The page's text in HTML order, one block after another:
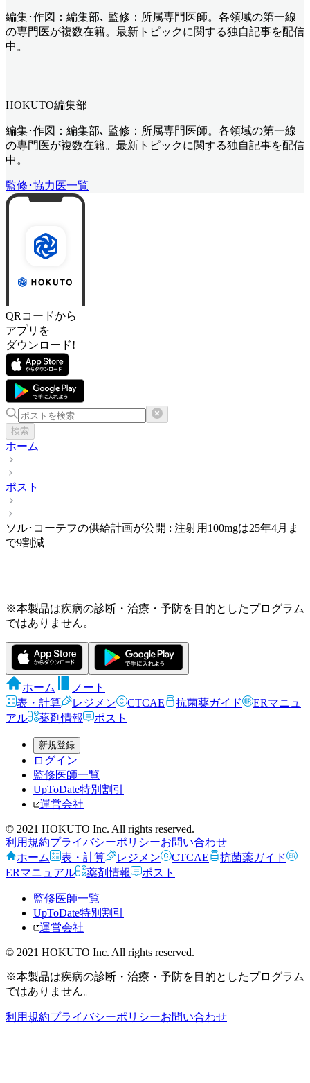
編集･作図：編集部､ 監修：所属専門医師。各領域の第一線
の専門医が複数在籍。最新トピックに関する独自記事を配信
中。
HOKUTO編集部
編集･作図：編集部､ 監修：所属専門医師。各領域の第一線
の専門医が複数在籍。最新トピックに関する独自記事を配信
中。
監修･協力医一覧
QRコードから
アプリを
ダウンロード!
検索
ホーム
ポスト
ソル･コーテフの供給計画が公開 : 注射用100mgは25年4月ま
で9割減
※本製品は疾病の診断・治療・予防を目的としたプログラム
ではありません。
ホーム
ノート
表・計算
レジメン CTCAE 抗菌薬ガイド
ERマニュ
アル
薬剤情報 ポスト
新規登録
ログイン
監修医師一覧
UpToDate特別割引
運営会社
© 2021 HOKUTO Inc. All rights reserved.
利用規約プライバシーポリシーお問い合わせ
ホーム
表・計算 レジメン CTCAE
抗菌薬ガイド
ERマニュアル
薬剤情報 ポスト
監修医師一覧
UpToDate特別割引
運営会社
© 2021 HOKUTO Inc. All rights reserved.
※本製品は疾病の診断・治療・予防を目的としたプログラム
ではありません。
利用規約プライバシーポリシーお問い合わせ